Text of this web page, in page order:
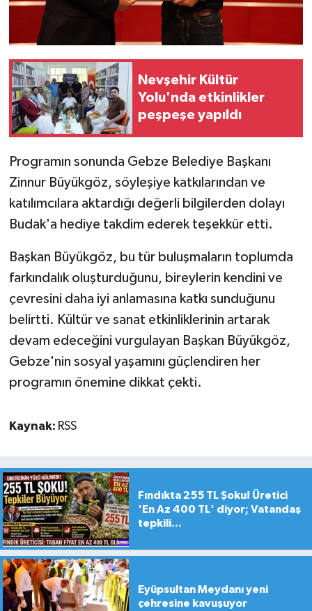
Nevşehir Kültür
Yolu'nda etkinlikler
peşpeşe yapıldı
Programın sonunda Gebze Belediye Başkanı
Zinnur Büyükgöz, söyleşiye katkılarından ve
katılımcılara aktardığı değerli bilgilerden dolayı
Budak'a hediye takdim ederek teşekkür etti.
Başkan Büyükgöz, bu tür buluşmaların toplumda
farkındalık oluşturduğunu, bireylerin kendini ve
çevresini daha iyi anlamasına katkı sunduğunu
belirtti. Kültür ve sanat etkinliklerinin artarak
devam edeceğini vurgulayan Başkan Büyükgöz,
Gebze'nin sosyal yaşamını güçlendiren her
programın önemine dikkat çekti.
Kaynak: RSS
Fındıkta 255 TL Şoku! Üretici
'En Az 400 TL' diyor; Vatandaş
tepkili...
Eyüpsultan Meydanı yeni
çehresine kavuşuyor